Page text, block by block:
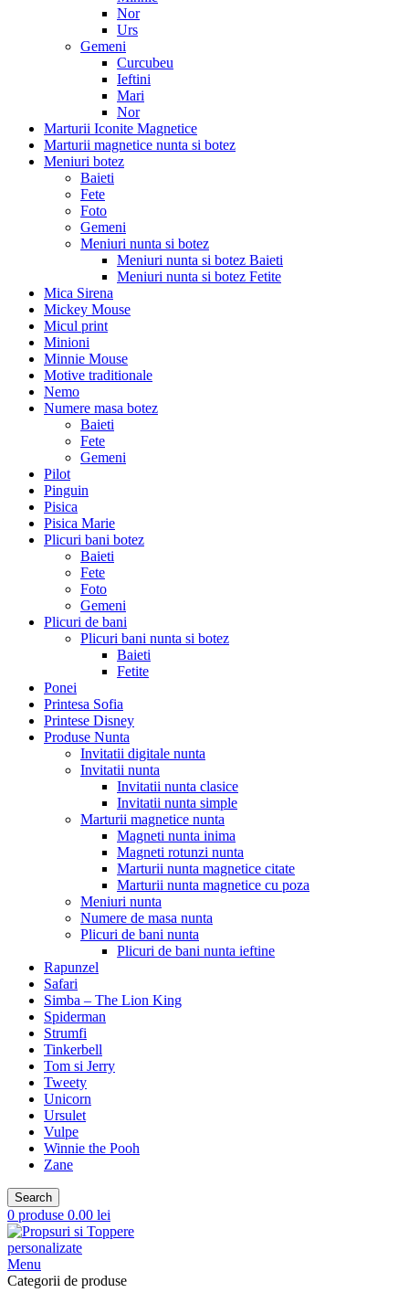
Nor
Urs
Gemeni
Curcubeu
Ieftini
Mari
Nor
Marturii Iconite Magnetice
Marturii magnetice nunta si botez
Meniuri botez
Baieti
Fete
Foto
Gemeni
Meniuri nunta si botez
Meniuri nunta si botez Baieti
Meniuri nunta si botez Fetite
Mica Sirena
Mickey Mouse
Micul print
Minioni
Minnie Mouse
Motive traditionale
Nemo
Numere masa botez
Baieti
Fete
Gemeni
Pilot
Pinguin
Pisica
Pisica Marie
Plicuri bani botez
Baieti
Fete
Foto
Gemeni
Plicuri de bani
Plicuri bani nunta si botez
Baieti
Fetite
Ponei
Printesa Sofia
Printese Disney
Produse Nunta
Invitatii digitale nunta
Invitatii nunta
Invitatii nunta clasice
Invitatii nunta simple
Marturii magnetice nunta
Magneti nunta inima
Magneti rotunzi nunta
Marturii nunta magnetice citate
Marturii nunta magnetice cu poza
Meniuri nunta
Numere de masa nunta
Plicuri de bani nunta
Plicuri de bani nunta ieftine
Rapunzel
Safari
Simba – The Lion King
Spiderman
Strumfi
Tinkerbell
Tom si Jerry
Tweety
Unicorn
Ursulet
Vulpe
Winnie the Pooh
Zane
Search
0 produse 0.00 lei
Menu
Categorii de produse